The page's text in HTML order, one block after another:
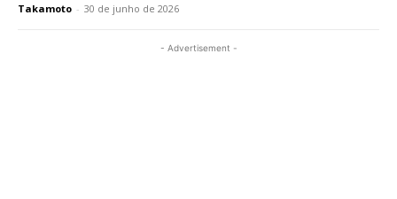
Takamoto - 30 de junho de 2026
- Advertisement -